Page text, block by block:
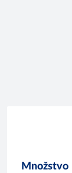
Množstvo